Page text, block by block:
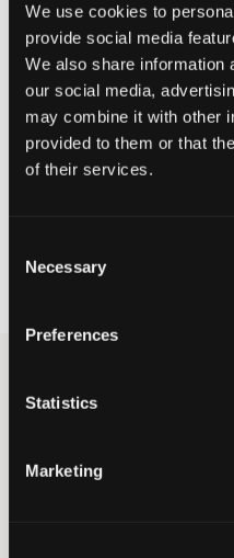
We use cookies to
provide social media
We also share information
our social media,
may combine it with other
provided to them or that
of their services.
Selection
Necessary
Preferences
Statistics
Marketing
De maat lijkt
Te klein
Snelle levering
goudvergulding van Edblads.
perfecte oorbellen voor elke
Oorbellen
Kleur: glanzend roestvrij